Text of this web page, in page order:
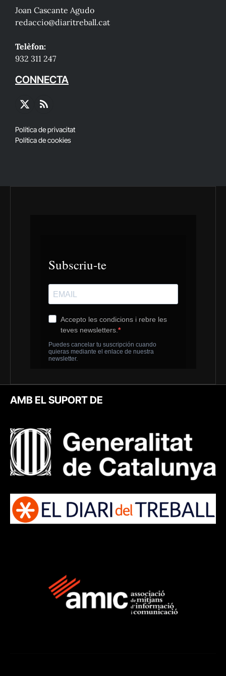
Joan Cascante Agudo
redaccio@diaritreball.cat
Telèfon:
932 311 247
CONNECTA
X
RSS
Política de privacitat
Política de cookies
AMB EL SUPORT DE